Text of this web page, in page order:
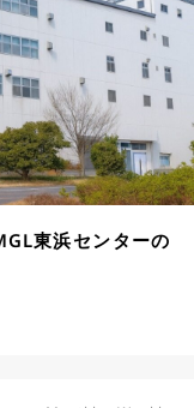
東浜センターの